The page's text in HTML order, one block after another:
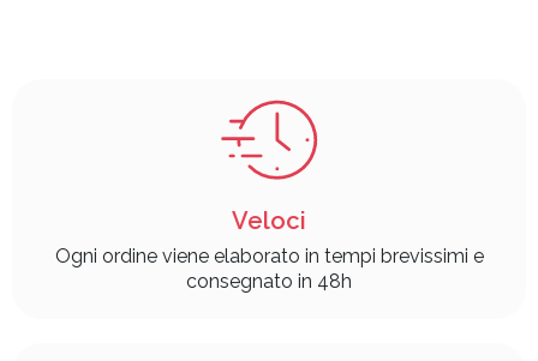
Veloci
Ogni ordine viene elaborato in tempi brevissimi e
consegnato in 48h